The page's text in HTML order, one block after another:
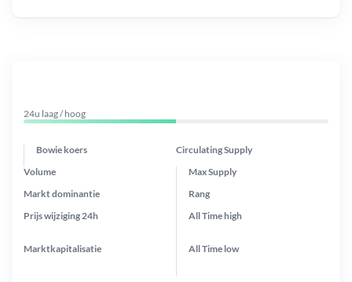
24u laag / hoog
Bowie koers Circulating Supply
Prijs wijziging24h
Max Supply
Markt dominantie
Marktkapitalisatie
Volume
Rang
All Timehigh
All Time low